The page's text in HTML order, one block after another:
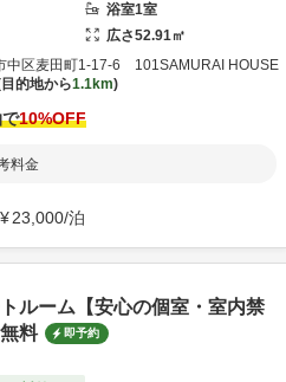
浴室1室
広さ52.91㎡
中区麦田町1-17-6 101SAMURAI HOUSE
目的地から1.1km
10%OFF
料金
¥23,000/泊
トルーム【安心の個室・室内禁
料
即予約